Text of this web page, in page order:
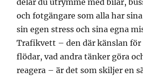
delar du utrymme med bilar,
och fotgängare som alla har
sin egen stress och sina egna
Trafikvett – den där känslan
flödar, vad andra tänker göra
reagera – är det som skiljer en